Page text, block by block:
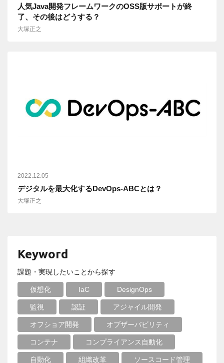
人気Java開発フレームワークのOSS版サポートが終
了、その後はどうする？
大塚正之
2022.12.05
デジタルを最大化するDevOps-ABCとは？
大塚正之
Keyword
課題・実現したいことから探す
仮想化 IaC DesignOps
監視 認証 アジャイル開発
オフショア開発 オブザーバビリティ
コンテナ コンプライアンス自動化
自動化 組織改革 ソースコード管理